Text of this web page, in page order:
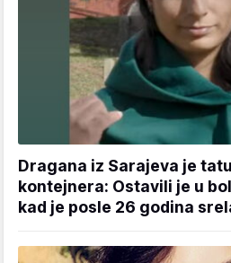
Dragana iz Sarajeva je
kontejnera: Ostavili je u
kad je posle 26 godina